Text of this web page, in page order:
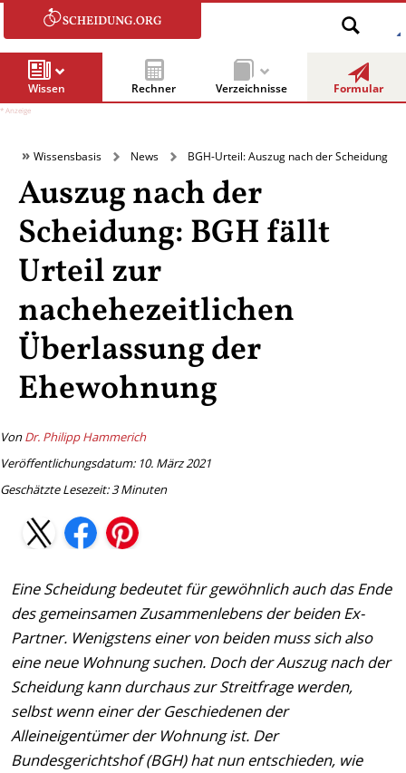
Wissen Rechner Verzeichnisse Formular
Wissensbasis News BGH-Urteil: Auszug nach der Scheidung
Auszug nach der
Scheidung: BGH fällt
Urteil zur
nachehezeitlichen
Überlassung der
Ehewohnung
VonDr. Philipp Hammerich
Veröffentlichungsdatum: 10. März 2021
Geschätzte Lesezeit:3 Minuten
Eine Scheidung bedeutet für gewöhnlich auch das Ende
des gemeinsamen Zusammenlebens der beiden Ex-
Partner. Wenigstens einer von beiden muss sich also
eine neue Wohnung suchen. Doch der Auszug nach der
Scheidung kann durchaus zur Streitfrage werden,
selbst wenn einer der Geschiedenen der
Alleineigentümer der Wohnung ist. Der
Bundesgerichtshof (BGH) hat nun entschieden, wie